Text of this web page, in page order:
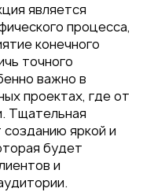
является
процесса,
конечного
точного
важно в
проектах, где от
Тщательная
яркой и
будет
и